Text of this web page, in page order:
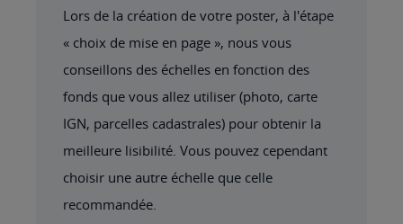
Lors de la création de votre poster, à l'étape
« choix de mise en page », nous vous
conseillons des échelles en fonction des
fonds que vous allez utiliser (photo, carte
IGN, parcelles cadastrales) pour obtenir la
meilleure lisibilité. Vous pouvez cependant
choisir une autre échelle que celle
recommandée.